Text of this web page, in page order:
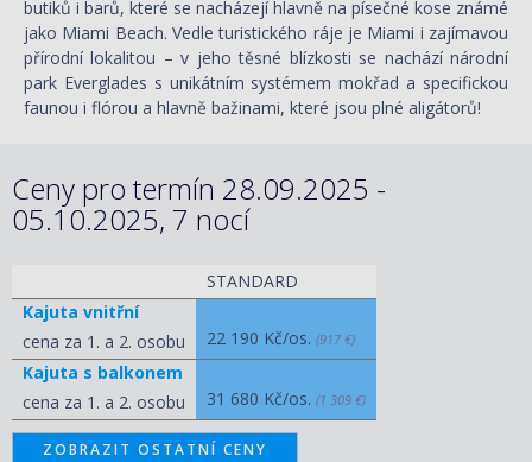
butiků i barů, které se nacházejí hlavně na písečné kose známé
jako Miami Beach. Vedle turistického ráje je Miami i zajímavou
přírodní lokalitou – v jeho těsné blízkosti se nachází národní
park Everglades s unikátním systémem mokřad a specifickou
faunou i flórou a hlavně bažinami, které jsou plné aligátorů!
Ceny pro termín 28.09.2025 -
05.10.2025, 7 nocí
STANDARD
Kajuta vnitřní
cena za 1. a 2. osobu
22 190 Kč/os. (917 €)
Kajuta s balkonem
cena za 1. a 2. osobu
31 680 Kč/os. (1 309 €)
ZOBRAZIT OSTATNÍ CENY